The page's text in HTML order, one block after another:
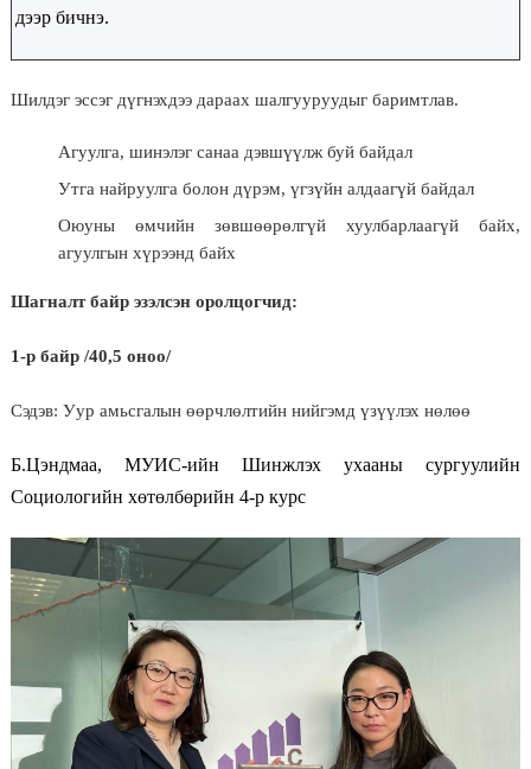
дээр бичнэ.
Шилдэг эссэг дүгнэхдээ дараах шалгууруудыг баримтлав.
Агуулга, шинэлэг санаа дэвшүүлж буй байдал
Утга найруулга болон дүрэм, үгзүйн алдаагүй байдал
Оюуны өмчийн зөвшөөрөлгүй хуулбарлаагүй байх,
агуулгын хүрээнд байх
Шагналт байр эзэлсэн оролцогчид:
1-р байр /40,5 оноо/
Сэдэв: Уур амьсгалын өөрчлөлтийн нийгэмд үзүүлэх нөлөө
Б.Цэндмаа, МУИС-ийн Шинжлэх ухааны сургуулийн
Социологийн хөтөлбөрийн 4-р курс